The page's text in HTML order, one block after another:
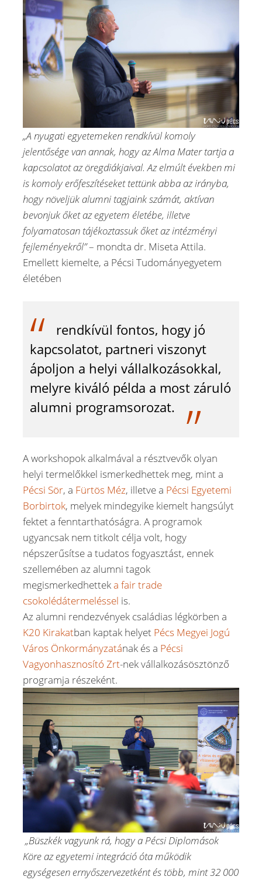
„A nyugati egyetemeken rendkívül komoly
jelentősége van annak, hogy az Alma Mater tartja a
kapcsolatot az öregdiákjaival. Az elmúlt években mi
is komoly erőfeszítéseket tettünk abba az irányba,
hogy növeljük alumni tagjaink számát, aktívan
bevonjuk őket az egyetem életébe, illetve
folyamatosan tájékoztassuk őket az intézményi
fejleményekről”– mondta dr. Miseta Attila.
Emellett kiemelte, a Pécsi Tudományegyetem
életében
rendkívül fontos, hogy jó
kapcsolatot, partneri viszonyt
ápoljon a helyi vállalkozásokkal,
melyre kiváló példa a most záruló
alumni programsorozat.
A workshopok alkalmával a résztvevők olyan
helyi termelőkkel ismerkedhettek meg, mint a
Pécsi Sör, a Fürtös Méz, illetve a Pécsi Egyetemi
Borbirtok, melyek mindegyike kiemelt hangsúlyt
fektet a fenntarthatóságra. A programok
ugyancsak nem titkolt célja volt, hogy
népszerűsítse a tudatos fogyasztást, ennek
szellemében az alumni tagok
megismerkedhetteka fair trade
csokolédátermeléssel is.
Az alumni rendezvények családias légkörben a
K20 Kirakatban kaptak helyet Pécs Megyei Jogú
Város Önkormányzatának és a Pécsi
Vagyonhasznosító Zrt-nek vállalkozásösztönző
programja részeként.
„Büszkék vagyunk rá, hogy a Pécsi Diplomások
Köre az egyetemi integráció óta működik
egységesen ernyőszervezetként és több, mint 32 000